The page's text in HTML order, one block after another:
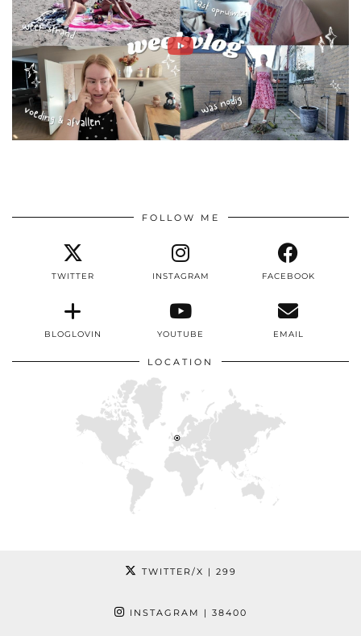
FOLLOW ME
TWITTER INSTAGRAM FACEBOOK
BLOGLOVIN YOUTUBE EMAIL
LOCATION
TWITTER/X | 299
INSTAGRAM | 38400